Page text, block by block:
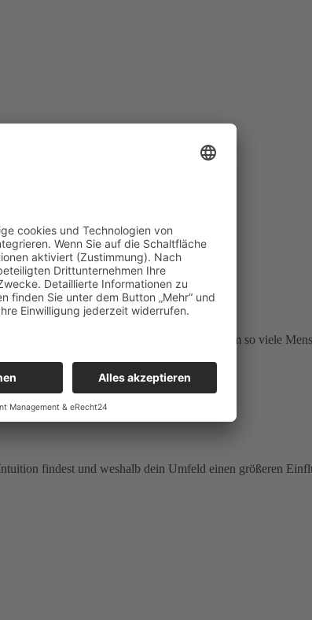
Umsetzung, Erfolg und die Frage, warum so viele
findest und weshalb dein Umfeld einen größeren